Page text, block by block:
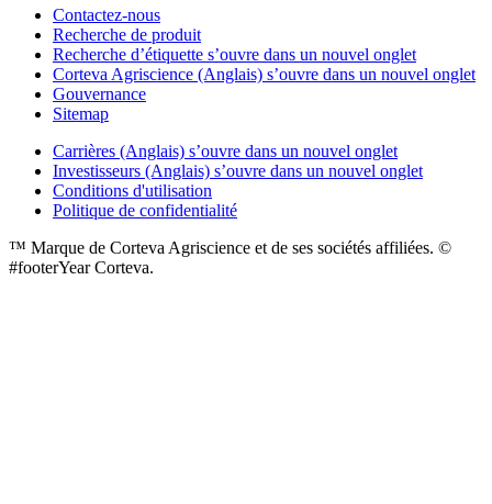
Contactez-nous
Recherche de produit
Recherche d’étiquette s’ouvre dans un nouvel onglet
Corteva Agriscience (Anglais) s’ouvre dans un nouvel onglet
Gouvernance
Sitemap
Carrières (Anglais) s’ouvre dans un nouvel onglet
Investisseurs (Anglais) s’ouvre dans un nouvel onglet
Conditions d'utilisation
Politique de confidentialité
™ Marque de Corteva Agriscience et de ses sociétés affiliées. ©
#footerYear Corteva.